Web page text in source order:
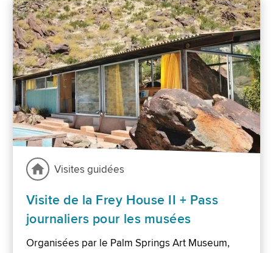
Visites guidées
Visite de la Frey House II + Pass
journaliers pour les musées
Organisées par le Palm Springs Art Museum,